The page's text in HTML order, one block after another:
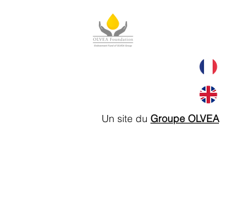
Un site du Groupe OLVEA